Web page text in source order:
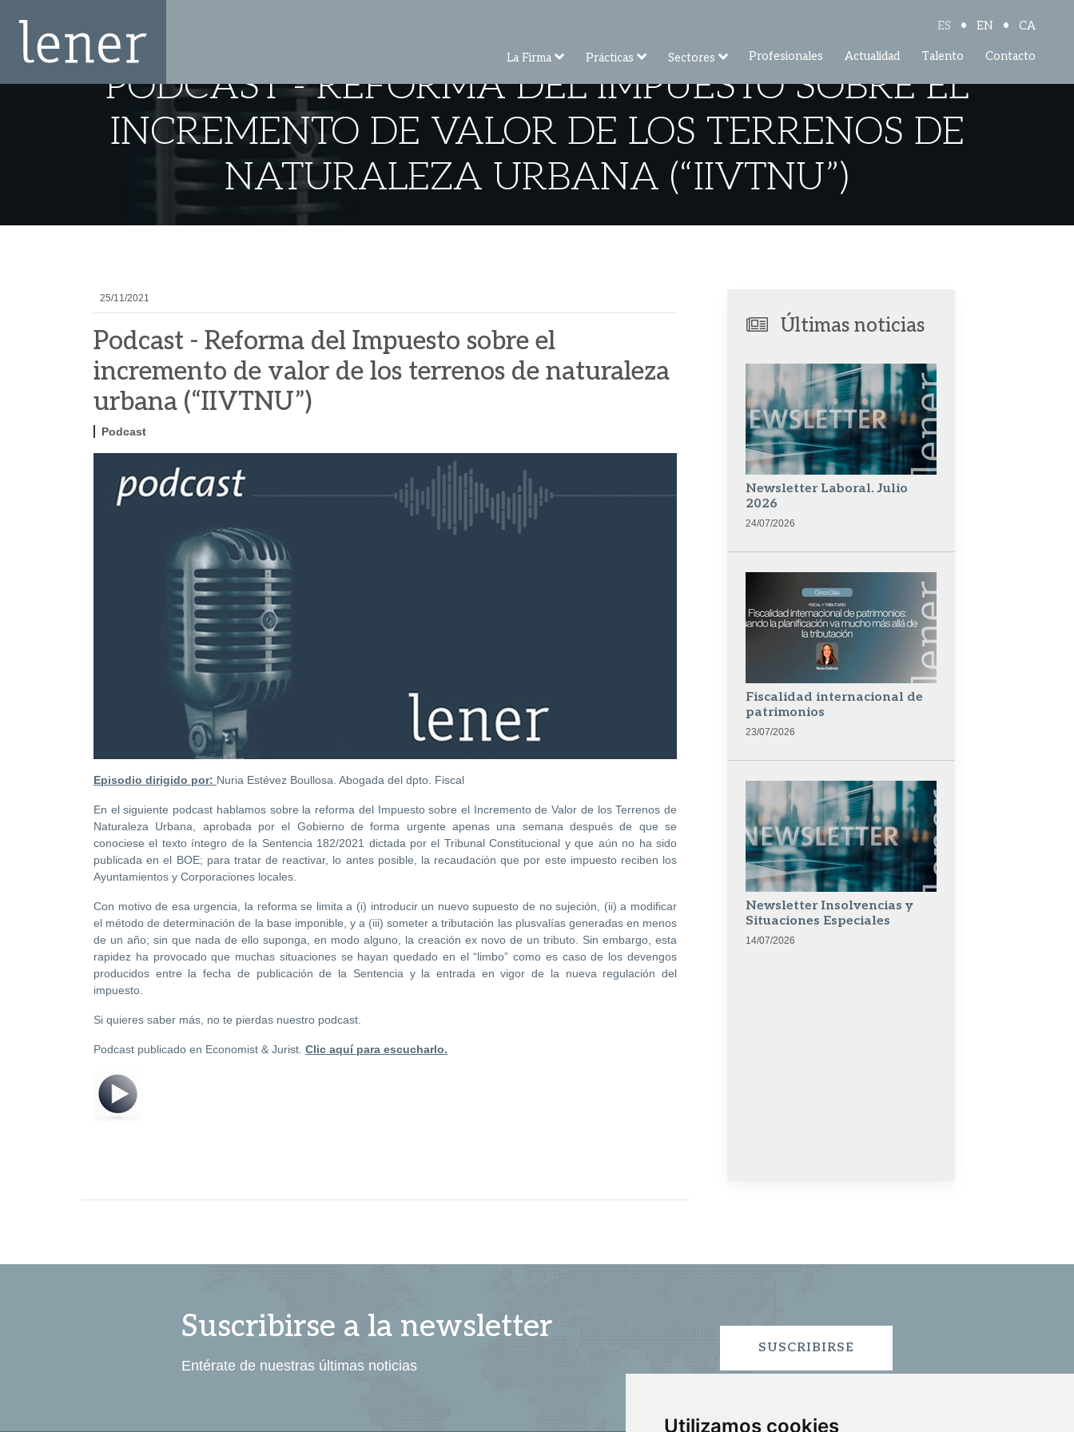
Utilizamos cookies
ES • EN • CA
La Firma Prácticas Sectores Profesionales Actualidad Talento Contacto
PODCAST - REFORMA DEL IMPUESTO SOBRE EL
INCREMENTO DE VALOR DE LOS TERRENOS DE
NATURALEZA URBANA (“IIVTNU”)
25/11/2021
Podcast - Reforma del Impuesto sobre el
incremento de valor de los terrenos de naturaleza
urbana (“IIVTNU”)
Podcast
Episodio dirigido por: Nuria Estévez Boullosa. Abogada del dpto. Fiscal
En el siguiente podcast hablamos sobre la reforma del Impuesto sobre el Incremento de Valor de los Terrenos de
Naturaleza Urbana, aprobada por el Gobierno de forma urgente apenas una semana después de que se
conociese el texto íntegro de la Sentencia 182/2021 dictada por el Tribunal Constitucional y que aún no ha sido
publicada en el BOE; para tratar de reactivar, lo antes posible, la recaudación que por este impuesto reciben los
Ayuntamientos y Corporaciones locales.
Con motivo de esa urgencia, la reforma se limita a (i) introducir un nuevo supuesto de no sujeción, (ii) a modificar
el método de determinación de la base imponible, y a (iii) someter a tributación las plusvalías generadas en menos
de un año; sin que nada de ello suponga, en modo alguno, la creación ex novo de un tributo. Sin embargo, esta
rapidez ha provocado que muchas situaciones se hayan quedado en el “limbo” como es caso de los devengos
producidos entre la fecha de publicación de la Sentencia y la entrada en vigor de la nueva regulación del
impuesto.
Si quieres saber más, no te pierdas nuestro podcast.
Podcast publicado en Economist & Jurist. Clic aquí para escucharlo.
Últimas noticias
Newsletter Laboral. Julio
2026
24/07/2026
Fiscalidad internacional de
patrimonios
23/07/2026
Newsletter Insolvencias y
Situaciones Especiales
14/07/2026
Suscribirse a la newsletter
Entérate de nuestras últimas noticias
SUSCRIBIRSE